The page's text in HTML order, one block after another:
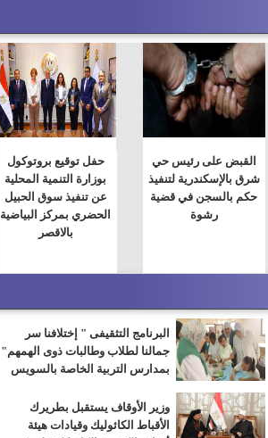
القبض على رئيس حي
شرق بالإسكندرية لتنفيذ
حكم بالسجن في قضية
رشوة
حفل توقيع بروتوكول
بوزارة التنمية المحلية
عن تنفيذ سوق الحبيل
الحضري بمركز البياضية
بالاقصر
البرنامج التثقيفى " إختلافنا سر
جمالنا لطلاب وطالبات ذوى الهمهم"
بمدارس التربية الخاصة بالسويس
وزير الأوقاف يستقبل بطريرك
الأقباط الكاثوليك وقيادات هيئة